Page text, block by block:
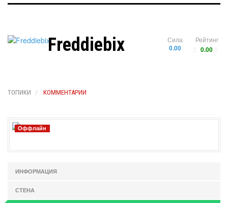
Рейтинг
0.00
Сила
0.00
Freddiebix
ТОПИКИ КОММЕНТАРИИ
Оффлайн
ИНФОРМАЦИЯ
СТЕНА